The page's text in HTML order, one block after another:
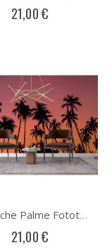
21,00 €
Tropische Palme Fototapete
21,00 €